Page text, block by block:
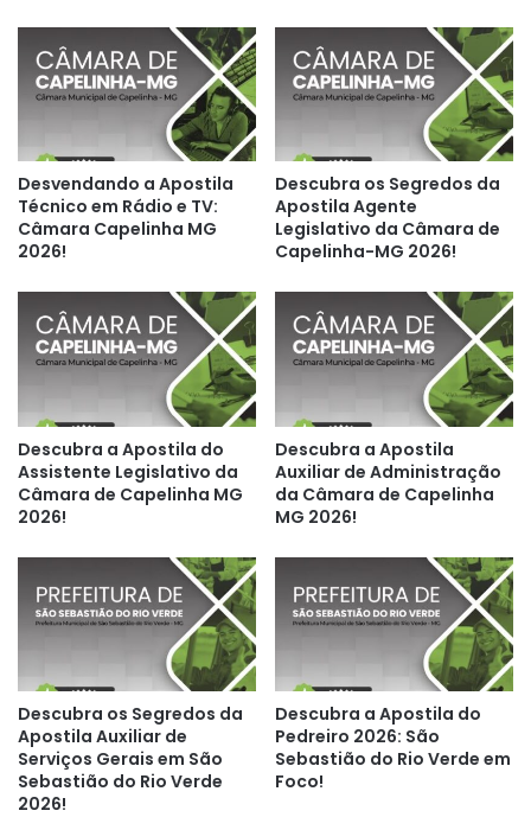
Desvendando a Apostila
Técnico em Rádio e TV:
Câmara Capelinha MG
2026!
Descubra os Segredos da
Apostila Agente
Legislativo da Câmara de
Capelinha-MG 2026!
Descubra a Apostila do
Assistente Legislativo da
Câmara de Capelinha MG
2026!
Descubra a Apostila
Auxiliar de Administração
da Câmara de Capelinha
MG 2026!
Descubra os Segredos da
Apostila Auxiliar de
Serviços Gerais em São
Sebastião do Rio Verde
2026!
Descubra a Apostila do
Pedreiro 2026: São
Sebastião do Rio Verde em
Foco!